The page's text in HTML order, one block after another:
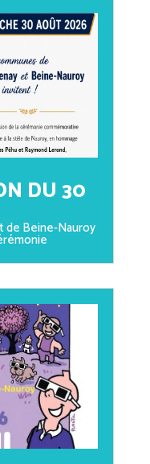
DU 30
de Beine-Nauroy